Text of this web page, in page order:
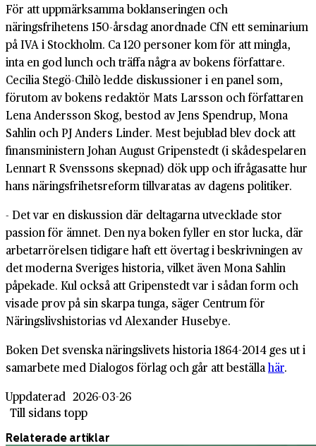
För att uppmärksamma boklanseringen och
näringsfrihetens 150-årsdag anordnade CfN ett seminarium
på IVA i Stockholm. Ca 120 personer kom för att mingla,
inta en god lunch och träffa några av bokens författare.
Cecilia Stegö-Chilò ledde diskussioner i en panel som,
förutom av bokens redaktör Mats Larsson och författaren
Lena Andersson Skog, bestod av Jens Spendrup, Mona
Sahlin och PJ Anders Linder. Mest bejublad blev dock att
finansministern Johan August Gripenstedt (i skådespelaren
Lennart R Svenssons skepnad) dök upp och ifrågasatte hur
hans näringsfrihetsreform tillvaratas av dagens politiker.
- Det var en diskussion där deltagarna utvecklade stor
passion för ämnet. Den nya boken fyller en stor lucka, där
arbetarrörelsen tidigare haft ett övertag i beskrivningen av
det moderna Sveriges historia, vilket även Mona Sahlin
påpekade. Kul också att Gripenstedt var i sådan form och
visade prov på sin skarpa tunga, säger Centrum för
Näringslivshistorias vd Alexander Husebye.
Boken Det svenska näringslivets historia 1864-2014 ges ut i
samarbete med Dialogos förlag och går att beställahär.
Uppdaterad 2026-03-26
Till sidans topp
Relaterade artiklar